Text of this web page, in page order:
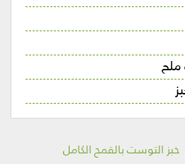
خبز التوست بالقمح الكامل